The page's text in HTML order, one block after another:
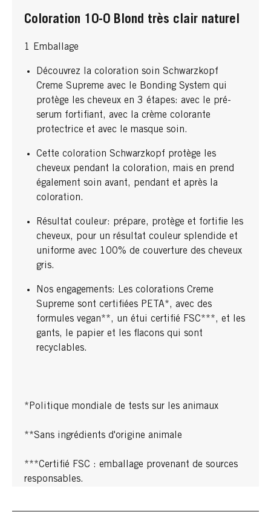
Coloration 10-0 Blond très clair naturel
1 Emballage
Découvrez la coloration soin Schwarzkopf
Creme Supreme avec le Bonding System qui
protège les cheveux en 3 étapes: avec le pré-
serum fortifiant, avec la crème colorante
protectrice et avec le masque soin.
Cette coloration Schwarzkopf protège les
cheveux pendant la coloration, mais en prend
également soin avant, pendant et après la
coloration.
Résultat couleur: prépare, protège et fortifie les
cheveux, pour un résultat couleur splendide et
uniforme avec 100% de couverture des cheveux
gris.
Nos engagements: Les colorations Creme
Supreme sont certifiées PETA*, avec des
formules vegan**, un étui certifié FSC***, et les
gants, le papier et les flacons qui sont
recyclables.
*Politique mondiale de tests sur les animaux
**Sans ingrédients d'origine animale
***Certifié FSC : emballage provenant de sources
responsables.